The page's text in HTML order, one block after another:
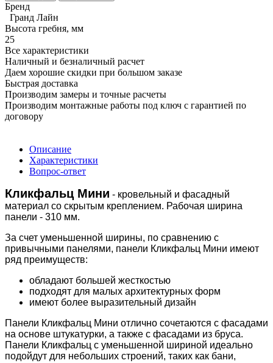
Бренд
Гранд Лайн
Высота гребня, мм
25
Все характеристики
Наличный и безналичный расчет
Даем хорошие скидки при большом заказе
Быстрая доставка
Производим замеры и точные расчеты
Производим монтажные работы под ключ с гарантией по
договору
Описание
Характеристики
Вопрос-ответ
Кликфальц Мини - кровельный и фасадный
материал со скрытым креплением. Рабочая ширина
панели - 310 мм.
За счет уменьшенной ширины, по сравнению с
привычными панелями, панели Кликфальц Мини имеют
ряд преимуществ:
обладают большей жесткостью
подходят для малых архитектурных форм
имеют более выразительный дизайн
Панели Кликфальц Мини отлично сочетаются с фасадами
на основе штукатурки, а также с фасадами из бруса.
Панели Кликфальц с уменьшенной шириной идеально
подойдут для небольших строений, таких как бани,